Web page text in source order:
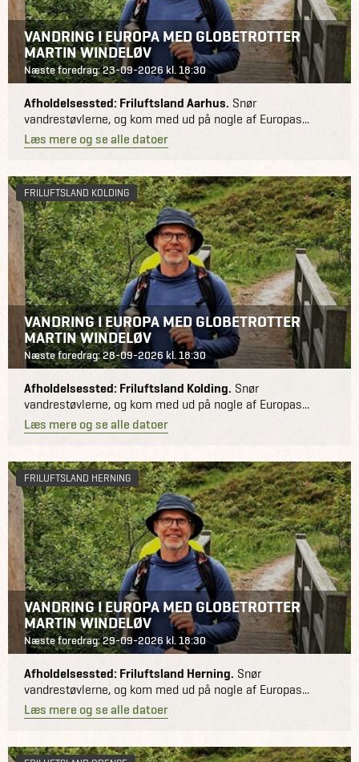
VANDRING I EUROPA MED GLOBETROTTER
MARTIN WINDELØV
Næste foredrag: 23-09-2026 kl. 18:30
Afholdelsessted: Friluftsland Aarhus. Snør
vandrestøvlerne, og kom med ud på nogle af Europas...
Læs mere og se alle datoer
FRILUFTSLAND KOLDING
VANDRING I EUROPA MED GLOBETROTTER
MARTIN WINDELØV
Næste foredrag: 28-09-2026 kl. 18:30
Afholdelsessted: Friluftsland Kolding. Snør
vandrestøvlerne, og kom med ud på nogle af Europas...
Læs mere og se alle datoer
FRILUFTSLAND HERNING
VANDRING I EUROPA MED GLOBETROTTER
MARTIN WINDELØV
Næste foredrag: 29-09-2026 kl. 18:30
Afholdelsessted: Friluftsland Herning. Snør
vandrestøvlerne, og kom med ud på nogle af Europas...
Læs mere og se alle datoer